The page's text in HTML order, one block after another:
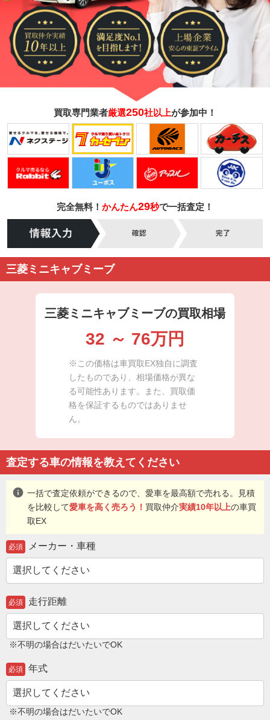
買取専門業者厳選250社以上が参加中！
完全無料！ かんたん29秒で一括査定！
三菱ミニキャブミーブ
三菱ミニキャブミーブの買取相場
32 ～ 76万円
※この価格は車買取EX独自に調査
したものであり、相場価格が異な
る可能性あります。また、買取価
格を保証するものではありませ
ん。
査定する車の情報を教えてください
info 一括で査定依頼ができるので、愛車を最高額で売れる。見積
を比較して愛車を高く売ろう！ 買取仲介実績10年以上の車買
取EX
必須 メーカー・車種
必須 走行距離
※不明の場合はだいたいでOK
必須 年式
※不明の場合はだいたいでOK